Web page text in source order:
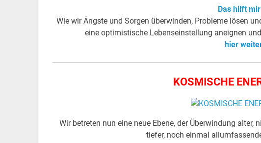
Das hilft
Wie wir Ängste und Sorgen überwinden, Probleme lösen
eine optimistische Lebenseinstellung aneignen
hier
KOSMISCHE
Wir betreten nun eine neue Ebene, der Überwindung
tiefer, noch einmal